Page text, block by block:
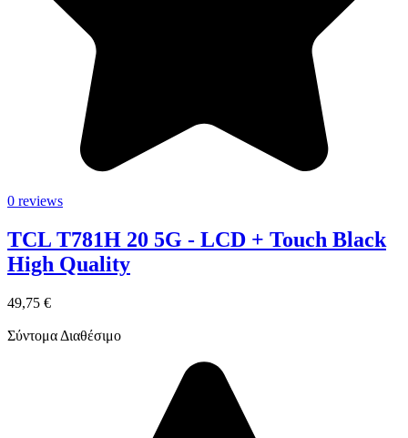
0 reviews
TCL T781H 20 5G - LCD + Touch Black
High Quality
49,75 €
Σύντομα Διαθέσιμο